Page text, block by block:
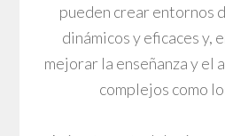
pueden crear entornos
dinámicos y eficaces y,
mejorar la enseñanza y el
complejos como